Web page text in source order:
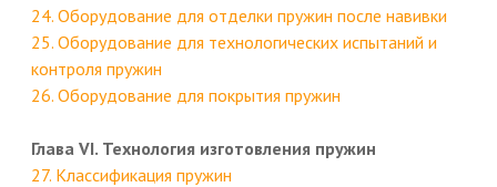
24. Оборудование для отделки пружин после навивки
25. Оборудование для технологических испытаний и
контроля пружин
26. Оборудование для покрытия пружин
Глава VI. Технология изготовления пружин
27. Классификация пружин